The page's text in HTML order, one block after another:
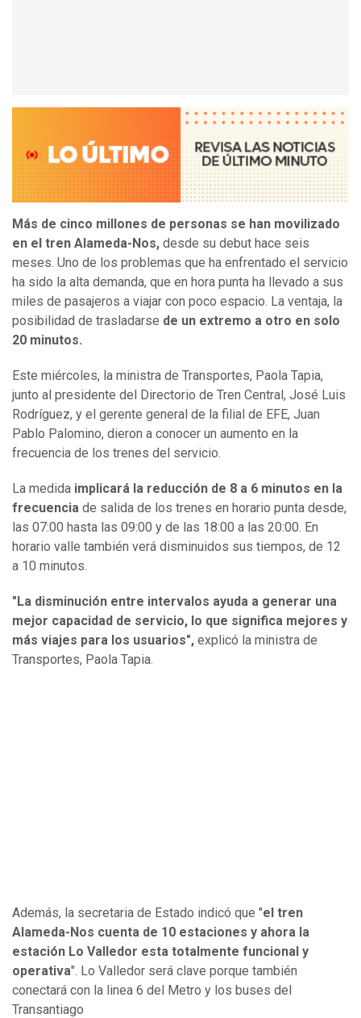
Más de cinco millones de personas se han movilizado
en el tren Alameda-Nos, desde su debut hace seis
meses. Uno de los problemas que ha enfrentado el servicio
ha sido la alta demanda, que en hora punta ha llevado a sus
miles de pasajeros a viajar con poco espacio. La ventaja, la
posibilidad de trasladarse de un extremo a otro en solo
20 minutos.
Este miércoles, la ministra de Transportes, Paola Tapia,
junto al presidente del Directorio de Tren Central, José Luis
Rodríguez, y el gerente general de la filial de EFE, Juan
Pablo Palomino, dieron a conocer un aumento en la
frecuencia de los trenes del servicio.
La medida implicará la reducción de 8 a 6 minutos en la
frecuencia de salida de los trenes en horario punta desde,
las 07:00 hasta las 09:00 y de las 18:00 a las 20:00. En
horario valle también verá disminuidos sus tiempos, de 12
a 10 minutos.
"La disminución entre intervalos ayuda a generar una
mejor capacidad de servicio, lo que significa mejores y
más viajes para los usuarios", explicó la ministra de
Transportes, Paola Tapia.
Además, la secretaria de Estado indicó que "el tren
Alameda-Nos cuenta de 10 estaciones y ahora la
estación Lo Valledor esta totalmente funcional y
operativa". Lo Valledor será clave porque también
conectará con la linea 6 del Metro y los buses del
Transantiago